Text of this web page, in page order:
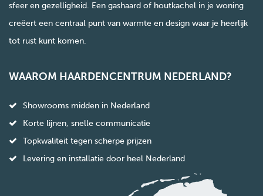
sfeer en gezelligheid. Een gashaard of houtkachel in je woning
creëert een centraal punt van warmte en design waar je heerlijk
tot rust kunt komen.
WAAROM HAARDENCENTRUM NEDERLAND?
Showrooms midden in Nederland
Korte lijnen, snelle communicatie
Topkwaliteit tegen scherpe prijzen
Levering en installatie door heel Nederland